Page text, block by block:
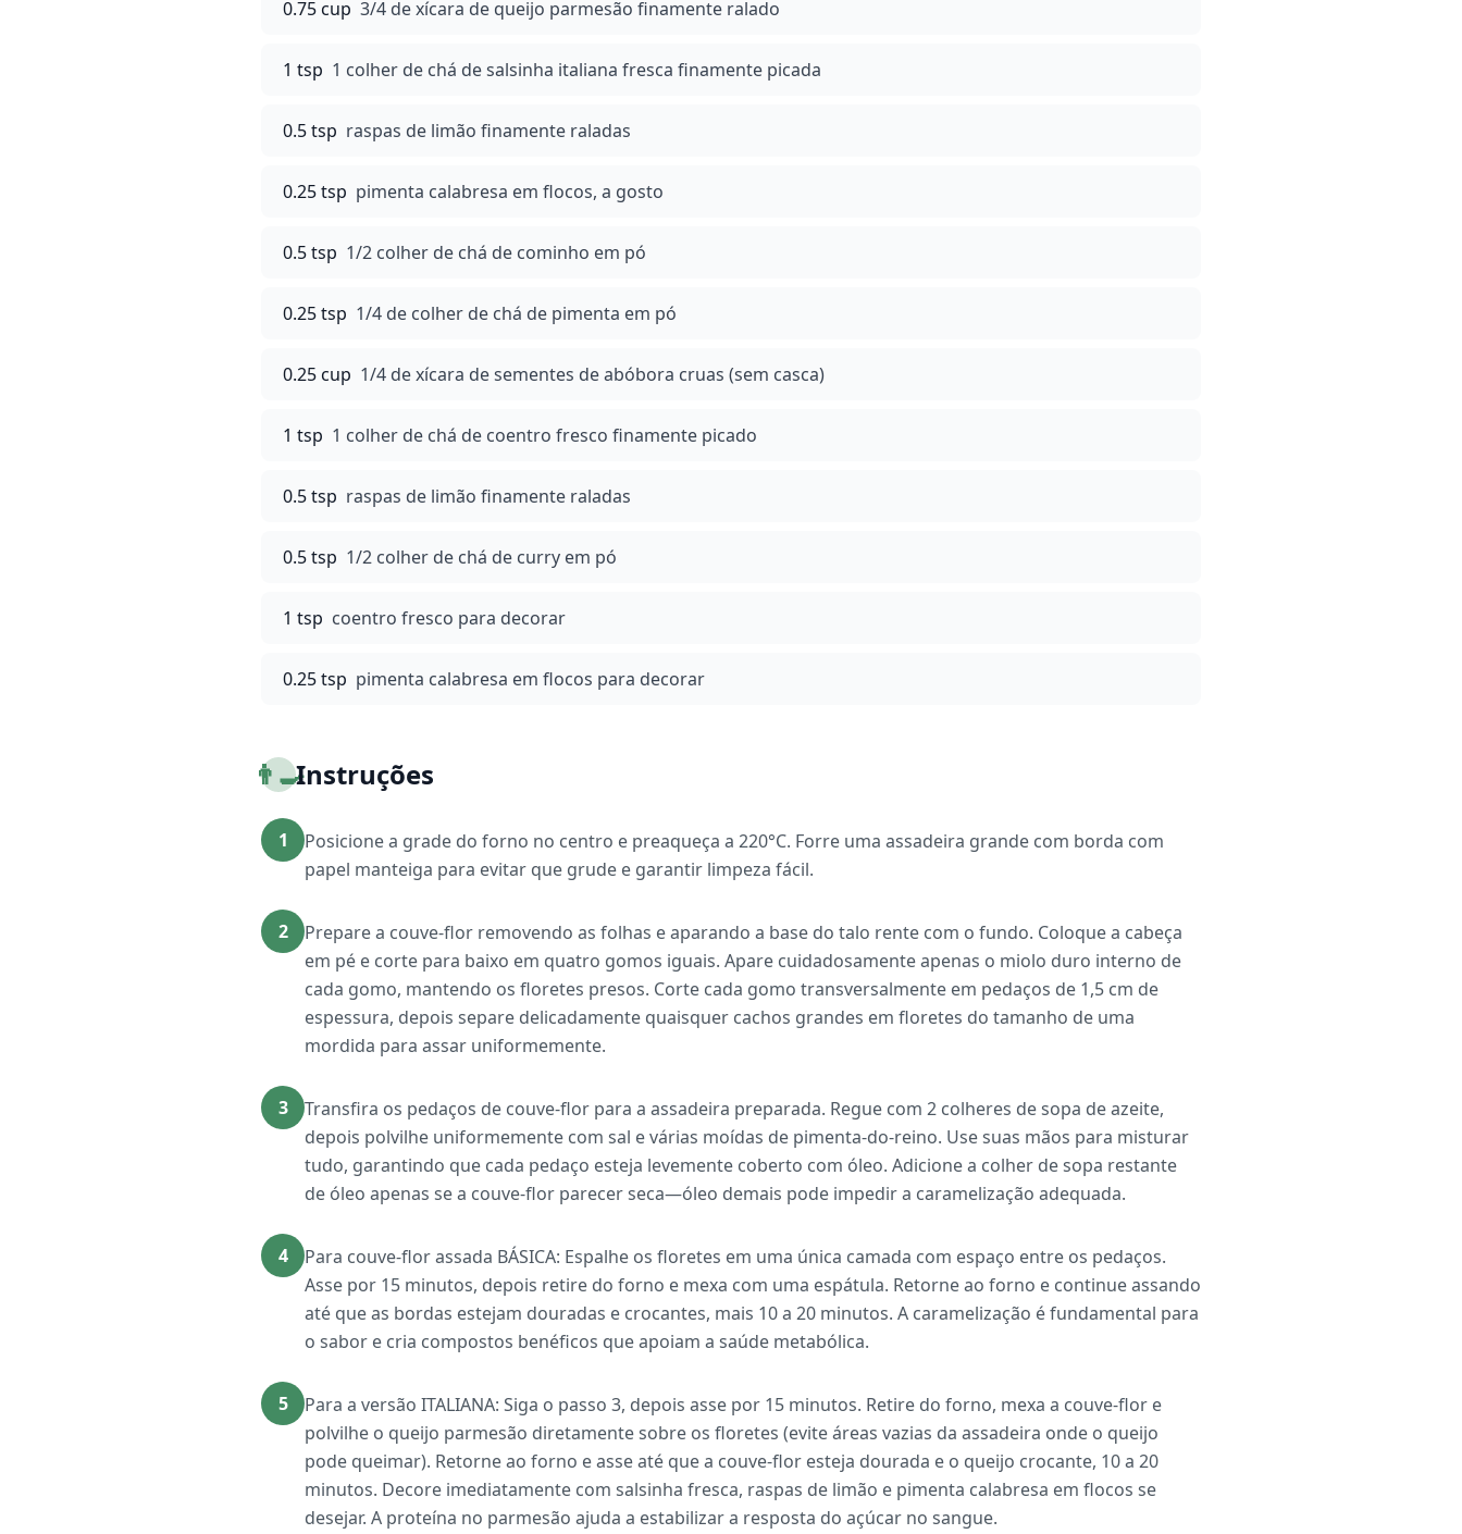
0.75 cup 3/4 de xícara de queijo parmesão finamente ralado
1 tsp 1 colher de chá de salsinha italiana fresca finamente picada
0.5 tsp raspas de limão finamente raladas
0.25 tsp pimenta calabresa em flocos, a gosto
0.5 tsp 1/2 colher de chá de cominho em pó
0.25 tsp 1/4 de colher de chá de pimenta em pó
0.25 cup 1/4 de xícara de sementes de abóbora cruas (sem casca)
1 tsp 1 colher de chá de coentro fresco finamente picado
0.5 tsp raspas de limão finamente raladas
0.5 tsp 1/2 colher de chá de curry em pó
1 tsp coentro fresco para decorar
0.25 tsp pimenta calabresa em flocos para decorar
👨‍🍳Instruções
1
Posicione a grade do forno no centro e preaqueça a 220°C. Forre uma assadeira grande com borda com
papel manteiga para evitar que grude e garantir limpeza fácil.
2
Prepare a couve-flor removendo as folhas e aparando a base do talo rente com o fundo. Coloque a cabeça
em pé e corte para baixo em quatro gomos iguais. Apare cuidadosamente apenas o miolo duro interno de
cada gomo, mantendo os floretes presos. Corte cada gomo transversalmente em pedaços de 1,5 cm de
espessura, depois separe delicadamente quaisquer cachos grandes em floretes do tamanho de uma
mordida para assar uniformemente.
3
Transfira os pedaços de couve-flor para a assadeira preparada. Regue com 2 colheres de sopa de azeite,
depois polvilhe uniformemente com sal e várias moídas de pimenta-do-reino. Use suas mãos para misturar
tudo, garantindo que cada pedaço esteja levemente coberto com óleo. Adicione a colher de sopa restante
de óleo apenas se a couve-flor parecer seca—óleo demais pode impedir a caramelização adequada.
4
Para couve-flor assada BÁSICA: Espalhe os floretes em uma única camada com espaço entre os pedaços.
Asse por 15 minutos, depois retire do forno e mexa com uma espátula. Retorne ao forno e continue assando
até que as bordas estejam douradas e crocantes, mais 10 a 20 minutos. A caramelização é fundamental para
o sabor e cria compostos benéficos que apoiam a saúde metabólica.
5
Para a versão ITALIANA: Siga o passo 3, depois asse por 15 minutos. Retire do forno, mexa a couve-flor e
polvilhe o queijo parmesão diretamente sobre os floretes (evite áreas vazias da assadeira onde o queijo
pode queimar). Retorne ao forno e asse até que a couve-flor esteja dourada e o queijo crocante, 10 a 20
minutos. Decore imediatamente com salsinha fresca, raspas de limão e pimenta calabresa em flocos se
desejar. A proteína no parmesão ajuda a estabilizar a resposta do açúcar no sangue.